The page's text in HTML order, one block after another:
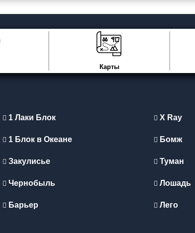
Карты
1 Лаки Блок
1 Блок в Океане
Закулисье
Чернобыль
Барьер
X Ray
Бомж
Туман
Лошадь
Лего